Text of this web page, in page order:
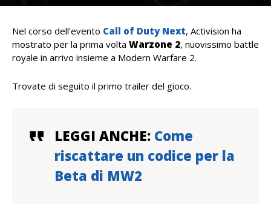
Nel corso dell’evento Call of Duty Next, Activision ha
mostrato per la prima volta Warzone 2, nuovissimo battle
royale in arrivo insieme a Modern Warfare 2.
Trovate di seguito il primo trailer del gioco.
LEGGI ANCHE: Come
riscattare un codice per la
Beta di MW2